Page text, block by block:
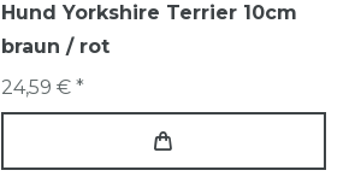
Hund Yorkshire Terrier 10cm
braun / rot
24,59 € *